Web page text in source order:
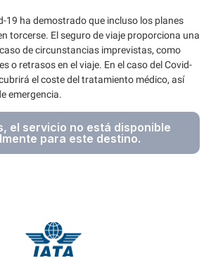
19 ha demostrado que incluso los planes
torcerse. El seguro de viaje proporciona una
de circunstancias imprevistas, como
o retrasos en el viaje. En el caso del Covid-
el coste del tratamiento médico, así
emergencia.
el servicio no está disponible
para este destino.